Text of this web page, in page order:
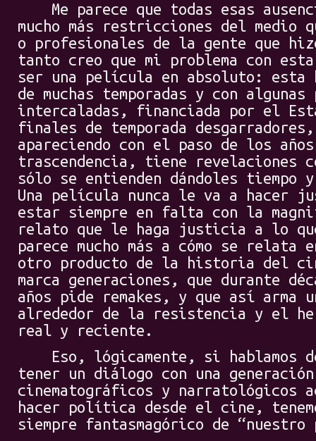
Me parece que todas esas
mucho más restricciones del medio
o profesionales de la gente que
tanto creo que mi problema con
ser una película en absoluto:
de muchas temporadas y con
intercaladas, financiada por el
finales de temporada
apareciendo con el paso de los años
trascendencia, tiene revelaciones
sólo se entienden dándoles tiempo
Una película nunca le va a hacer
estar siempre en falta con la
relato que le haga justicia a lo
parece mucho más a cómo se relata
otro producto de la historia del
marca generaciones, que durante
años pide remakes, y que así arma
alrededor de la resistencia y el
real y reciente.
Eso, lógicamente, si hablamos
tener un diálogo con una
cinematográficos y narratológicos
hacer política desde el cine,
siempre fantasmagórico de